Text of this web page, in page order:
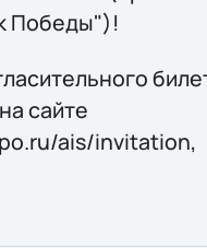
Победы")!
сайте
ais/invitation,